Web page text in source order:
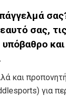
εαυτό σας,
και
για